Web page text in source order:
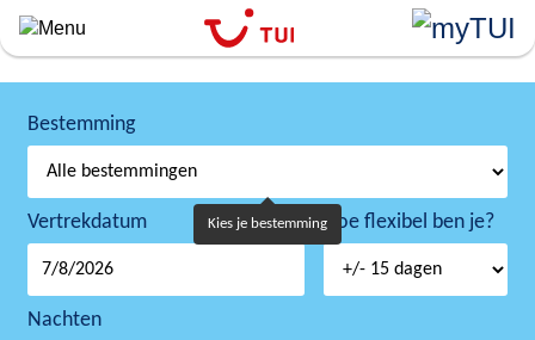
Overslaan
algemene
inhoud
gaan
Bestemming
Kies je bestemming
Vertrekdatum Hoe flexibel ben je?
Nachten